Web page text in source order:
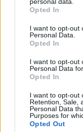
grant or deny
use your data for
consent section.
Opted In
I want to opt-out
Personal Data.
Opted In
I want to opt-out
Personal Data
Opted In
I want to opt-out
Retention, Sale,
Personal Data
Purposes for
Opted Out
Παναθηναϊκός:
ψάχνει υπέρβαση
ΑΝΑΡΤΗΘΗΚΕ ΑΠΟ ΣΤΈΛΛΑ